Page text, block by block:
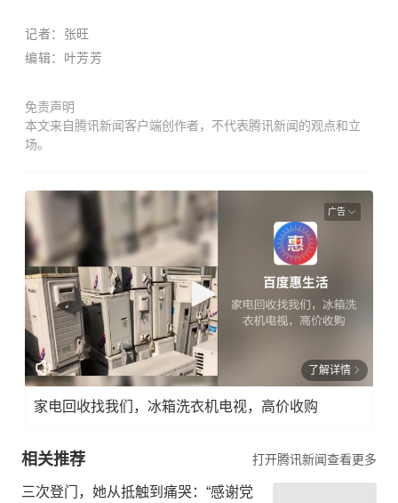
记者：张旺
编辑：叶芳芳
免责声明
本文来自腾讯新闻客户端创作者，不代表腾讯新闻的观点和立
场。
广告
了解详情
家电回收找我们，冰箱洗衣机电视，高价收购
相关推荐 打开腾讯新闻查看更多
三次登门，她从抵触到痛哭：“感谢党